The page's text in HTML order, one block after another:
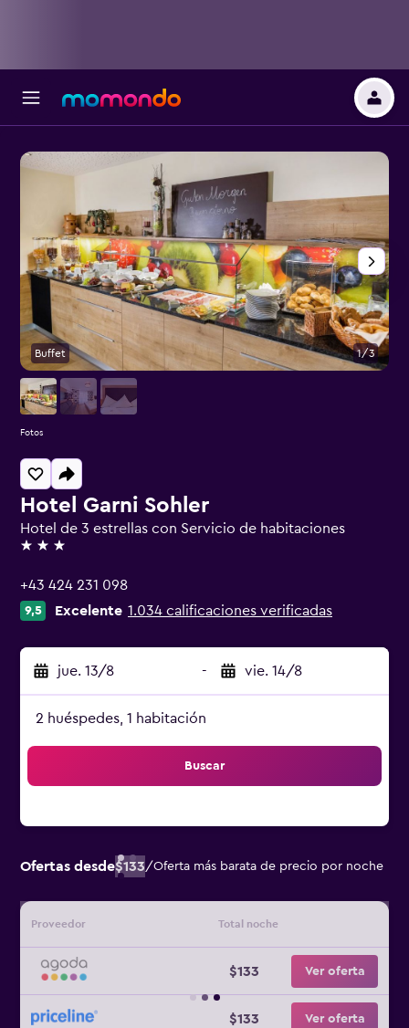
Hotel Garni Sohler
Hotel de 3 estrellas con Servicio de habitaciones
3 estrellas
+43 424 231 098
9,5 Excelente 1.034 calificaciones verificadas
jue. 13/8 - vie. 14/8
2 huéspedes, 1 habitación
Buscar
Ofertas desde$133/Oferta más barata de precio por noche
Proveedor Total noche
$133 Ver oferta
$133 Ver oferta
Buffet 1/3
Fotos